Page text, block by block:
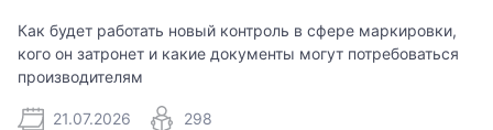
Как будет работать новый контроль в сфере маркировки,
кого он затронет и какие документы могут потребоваться
производителям
21.07.2026 298